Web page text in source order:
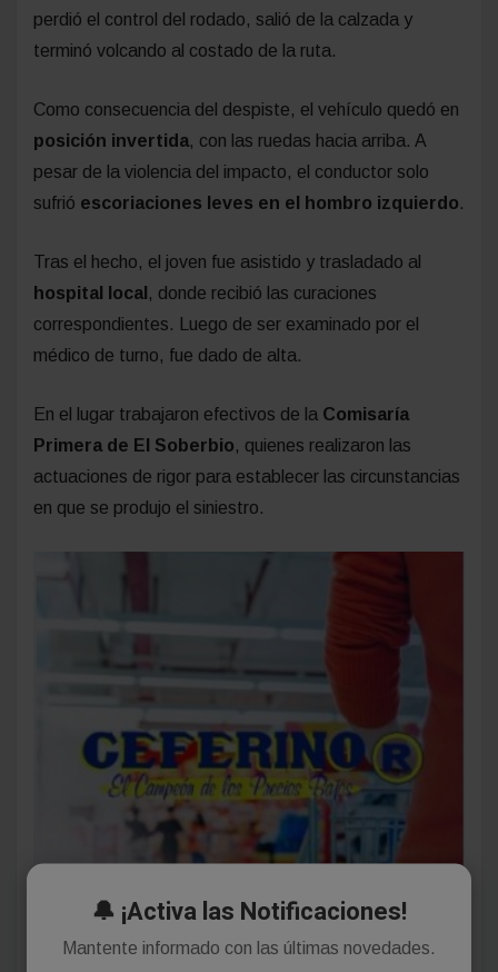
perdió el control del rodado, salió de la calzada y
terminó volcando al costado de la ruta.
Como consecuencia del despiste, el vehículo quedó en
posición invertida, con las ruedas hacia arriba. A
pesar de la violencia del impacto, el conductor solo
sufrió escoriaciones leves en el hombro izquierdo.
Tras el hecho, el joven fue asistido y trasladado al
hospital local , donde recibió las curaciones
correspondientes. Luego de ser examinado por el
médico de turno, fue dado de alta.
En el lugar trabajaron efectivos de la Comisaría
Primera de El Soberbio, quienes realizaron las
actuaciones de rigor para establecer las circunstancias
en que se produjo el siniestro.
🔔 ¡Activa las Notificaciones!
Mantente informado con las últimas novedades.